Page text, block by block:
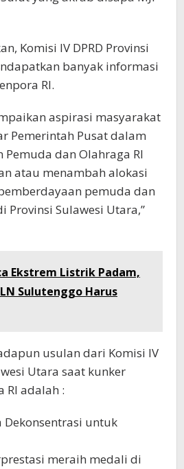
Komisi IV DPRD Provinsi
banyak informasi
RI.
aspirasi masyarakat
Pemerintah Pusat dalam
Pemuda dan Olahraga RI
atau menambah alokasi
pemuda dan
Provinsi Sulawesi Utara,”
Ekstrem Listrik Padam,
Sulutenggo Harus
usulan dari Komisi IV
Utara saat kunker
RI adalah :
Dekonsentrasi untuk
meraih medali di